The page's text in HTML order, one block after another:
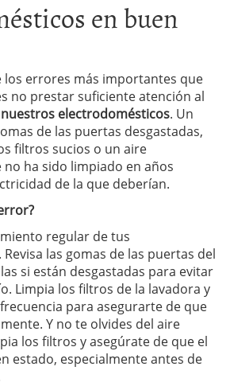
en buen
los errores más importantes que
no prestar suficiente atención al
electrodomésticos. Un
de las puertas desgastadas,
filtros sucios o un aire
ha sido limpiado en años
de la que deberían.
regular de tus
las gomas de las puertas del
si están desgastadas para evitar
Limpia los filtros de la lavadora y
para asegurarte de que
Y no te olvides del aire
los filtros y asegúrate de que el
estado, especialmente antes de